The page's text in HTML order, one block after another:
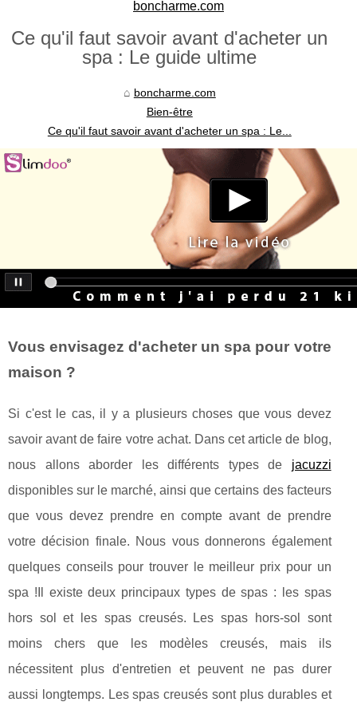
Ce qu'il faut savoir avant d'acheter un
spa : Le guide ultime
boncharme.com
Bien-être
Ce qu'il faut savoir avant d'acheter un spa : Le...
Vous envisagez d'acheter un spa pour votre
maison ?
Si c'est le cas, il y a plusieurs choses que vous devez
savoir avant de faire votre achat. Dans cet article de blog,
nous allons aborder les différents types de jacuzzi
disponibles sur le marché, ainsi que certains des facteurs
que vous devez prendre en compte avant de prendre
votre décision finale. Nous vous donnerons également
quelques conseils pour trouver le meilleur prix pour un
spa !Il existe deux principaux types de spas : les spas
hors sol et les spas creusés. Les spas hors-sol sont
moins chers que les modèles creusés, mais ils
nécessitent plus d'entretien et peuvent ne pas durer
aussi longtemps. Les spas creusés sont plus durables et
boncharme.com